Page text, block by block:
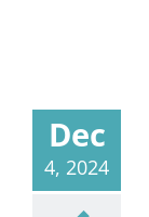
Dec
4, 2024